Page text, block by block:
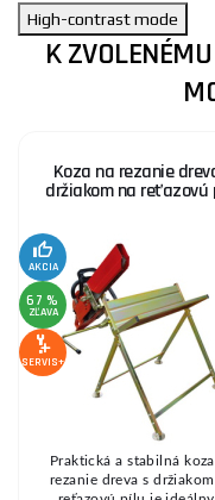
High-contrast mode
K
Koza na rezanie
držiakom na reťazovú
AKCIA
67 %
ZĽAVA
SERVIS+
Praktická a stabilná
rezanie dreva s